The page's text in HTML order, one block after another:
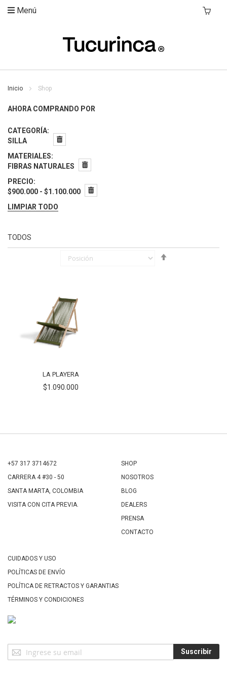
Menú Mi
Inicio Shop
AHORA COMPRANDO POR
CATEGORÍA
SILLA
MATERIALES
FIBRAS NATURALES
PRECIO
$900.000 - $1.100.000
LIMPIAR TODO
TODOS
LA PLAYERA
$1.090.000
+57 317 3714672
CARRERA 4 #30 - 50
SANTA MARTA, COLOMBIA
VISITA CON CITA PREVIA.
SHOP
NOSOTROS
BLOG
DEALERS
PRENSA
CONTACTO
CUIDADOS Y USO
POLÍTICAS DE ENVÍO
POLÍTICA DE RETRACTOS Y GARANTIAS
TÉRMINOS Y CONDICIONES
Suscríbase
a
Suscribir